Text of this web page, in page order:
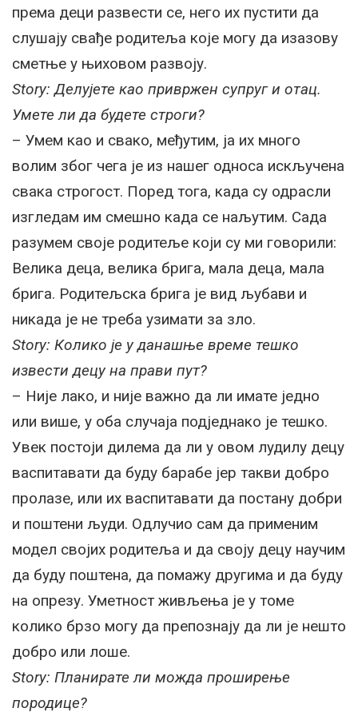
према деци развести се, него их пустити да
слушају свађе родитеља које могу да изазову
сметње у њиховом развоју.
Story: Делујете као привржен супруг и отац.
Умете ли да будете строги?
– Умем као и свако, међутим, ја их много
волим због чега је из нашег односа искључена
свака строгост. Поред тога, када су одрасли
изгледам им смешно када се наљутим. Сада
разумем своје родитеље који су ми говорили:
Велика деца, велика брига, мала деца, мала
брига. Родитељска брига је вид љубави и
никада је не треба узимати за зло.
Story: Колико је у данашње време тешко
извести децу на прави пут?
– Није лако, и није важно да ли имате једно
или више, у оба случаја подједнако је тешко.
Увек постоји дилема да ли у овом лудилу децу
васпитавати да буду барабе јер такви добро
пролазе, или их васпитавати да постану добри
и поштени људи. Одлучио сам да применим
модел својих родитеља и да своју децу научим
да буду поштена, да помажу другима и да буду
на опрезу. Уметност живљења је у томе
колико брзо могу да препознају да ли је нешто
добро или лоше.
Story: Планирате ли можда проширење
породице?